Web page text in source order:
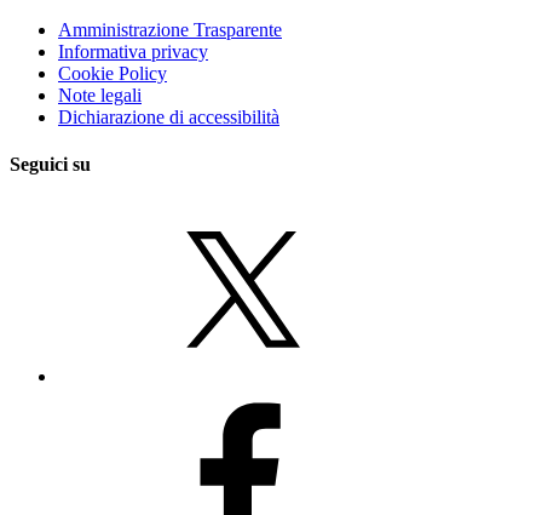
Amministrazione Trasparente
Informativa privacy
Cookie Policy
Note legali
Dichiarazione di accessibilità
Seguici su